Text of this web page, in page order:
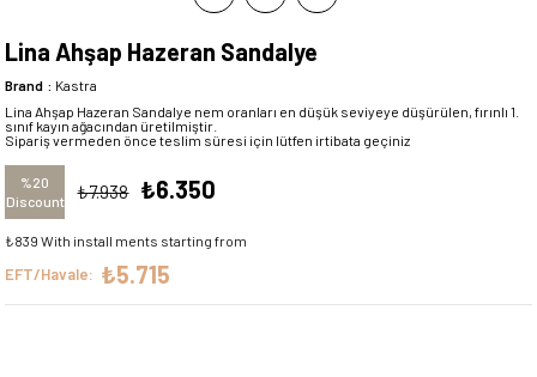
Lina Ahşap Hazeran Sandalye
Brand : Kastra
Lina Ahşap Hazeran Sandalye nem oranları en düşük seviyeye düşürülen, fırınlı 1.
sınıf kayın ağacından üretilmiştir.
Sipariş vermeden önce teslim süresi için lütfen irtibata geçiniz
%20
Discount
₺7.938 ₺6.350
₺839 With install ments starting from
EFT/Havale: ₺5.715